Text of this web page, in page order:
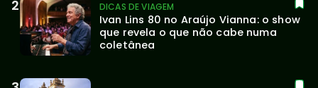
DICAS DE VIAGEM
Ivan Lins 80 no Araújo Vianna: o show
que revela o que não cabe numa
coletânea